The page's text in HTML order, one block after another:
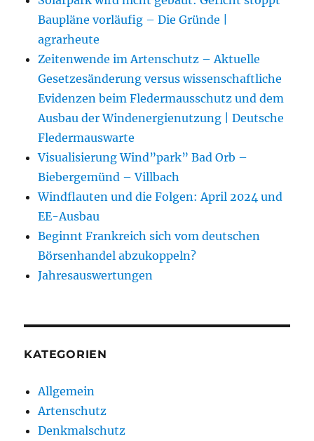
Baupläne vorläufig – Die Gründe |
agrarheute
Zeitenwende im Artenschutz – Aktuelle
Gesetzesänderung versus wissenschaftliche
Evidenzen beim Fledermausschutz und dem
Ausbau der Windenergienutzung | Deutsche
Fledermauswarte
Visualisierung Wind”park” Bad Orb –
Biebergemünd – Villbach
Windflauten und die Folgen: April 2024 und
EE-Ausbau
Beginnt Frankreich sich vom deutschen
Börsenhandel abzukoppeln?
Jahresauswertungen
KATEGORIEN
Allgemein
Artenschutz
Denkmalschutz